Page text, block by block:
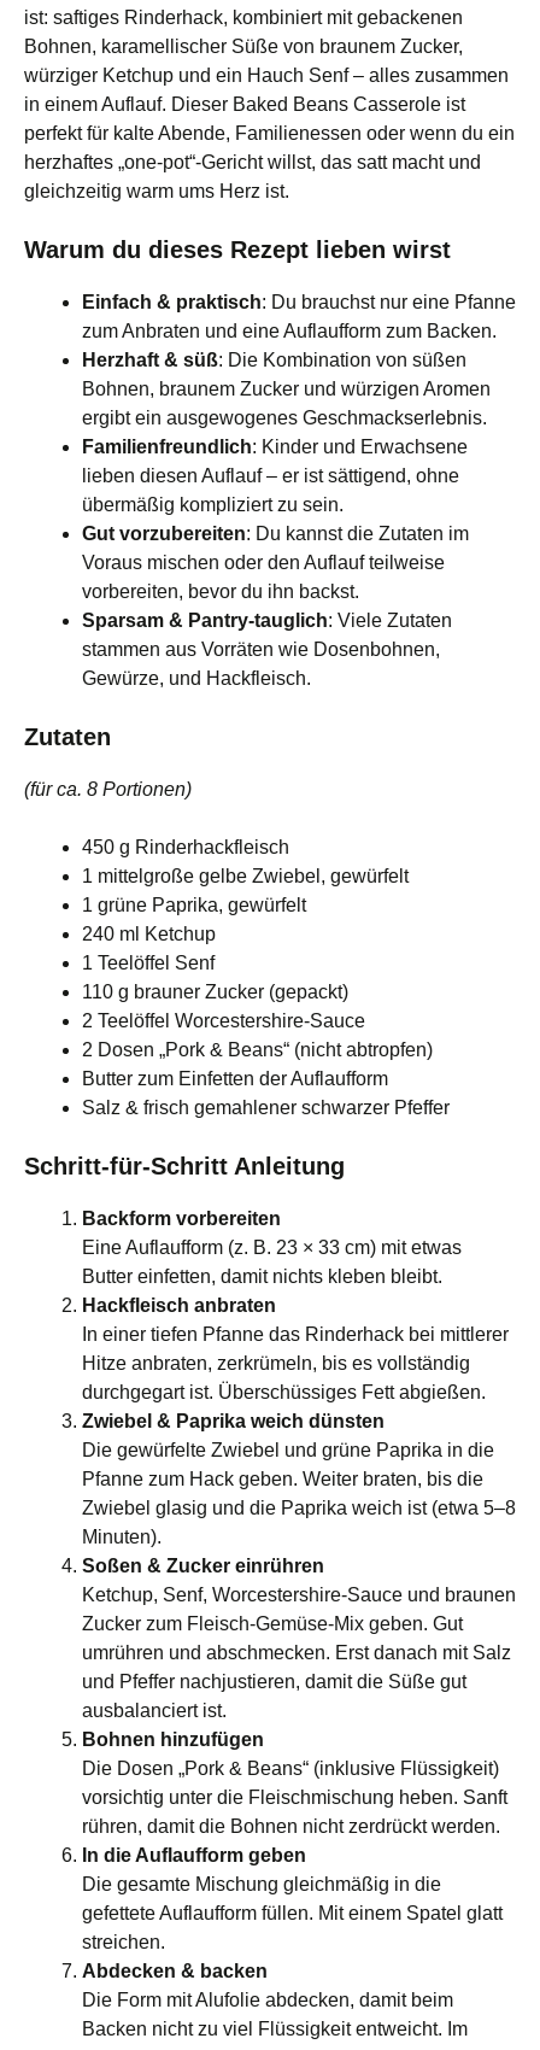
ist: saftiges Rinderhack, kombiniert mit gebackenen
Bohnen, karamellischer Süße von braunem Zucker,
würziger Ketchup und ein Hauch Senf – alles zusammen
in einem Auflauf. Dieser Baked Beans Casserole ist
perfekt für kalte Abende, Familienessen oder wenn du ein
herzhaftes „one-pot“-Gericht willst, das satt macht und
gleichzeitig warm ums Herz ist.
Warum du dieses Rezept lieben wirst
Einfach & praktisch: Du brauchst nur eine Pfanne
zum Anbraten und eine Auflaufform zum Backen.
Herzhaft & süß: Die Kombination von süßen
Bohnen, braunem Zucker und würzigen Aromen
ergibt ein ausgewogenes Geschmackserlebnis.
Familienfreundlich: Kinder und Erwachsene
lieben diesen Auflauf – er ist sättigend, ohne
übermäßig kompliziert zu sein.
Gut vorzubereiten: Du kannst die Zutaten im
Voraus mischen oder den Auflauf teilweise
vorbereiten, bevor du ihn backst.
Sparsam & Pantry-tauglich: Viele Zutaten
stammen aus Vorräten wie Dosenbohnen,
Gewürze, und Hackfleisch.
Zutaten
(für ca. 8 Portionen)
450 g Rinderhackfleisch
1 mittelgroße gelbe Zwiebel, gewürfelt
1 grüne Paprika, gewürfelt
240 ml Ketchup
1 Teelöffel Senf
110 g brauner Zucker (gepackt)
2 Teelöffel Worcestershire-Sauce
2 Dosen „Pork & Beans“ (nicht abtropfen)
Butter zum Einfetten der Auflaufform
Salz & frisch gemahlener schwarzer Pfeffer
Schritt-für-Schritt Anleitung
Backform vorbereiten
Eine Auflaufform (z. B. 23 × 33 cm) mit etwas
Butter einfetten, damit nichts kleben bleibt.
Hackfleisch anbraten
In einer tiefen Pfanne das Rinderhack bei mittlerer
Hitze anbraten, zerkrümeln, bis es vollständig
durchgegart ist. Überschüssiges Fett abgießen.
Zwiebel & Paprika weich dünsten
Die gewürfelte Zwiebel und grüne Paprika in die
Pfanne zum Hack geben. Weiter braten, bis die
Zwiebel glasig und die Paprika weich ist (etwa 5–8
Minuten).
Soßen & Zucker einrühren
Ketchup, Senf, Worcestershire-Sauce und braunen
Zucker zum Fleisch-Gemüse-Mix geben. Gut
umrühren und abschmecken. Erst danach mit Salz
und Pfeffer nachjustieren, damit die Süße gut
ausbalanciert ist.
Bohnen hinzufügen
Die Dosen „Pork & Beans“ (inklusive Flüssigkeit)
vorsichtig unter die Fleischmischung heben. Sanft
rühren, damit die Bohnen nicht zerdrückt werden.
In die Auflaufform geben
Die gesamte Mischung gleichmäßig in die
gefettete Auflaufform füllen. Mit einem Spatel glatt
streichen.
Abdecken & backen
Die Form mit Alufolie abdecken, damit beim
Backen nicht zu viel Flüssigkeit entweicht. Im